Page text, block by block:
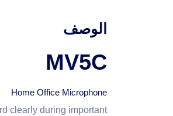
الوصف
MV5C
Home Office Microphone
clearly during important